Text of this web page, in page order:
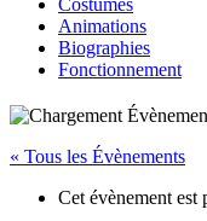
Animations
Biographies
Fonctionnement
« Tous les Évènements
Cet évènement est